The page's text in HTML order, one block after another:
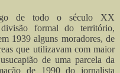
de todo o século XX
formal do território,
1939 alguns moradores, de
que utilizavam com maior
de uma parcela da
de 1990 do jornalista